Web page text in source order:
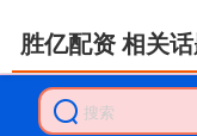
胜亿配资 相关